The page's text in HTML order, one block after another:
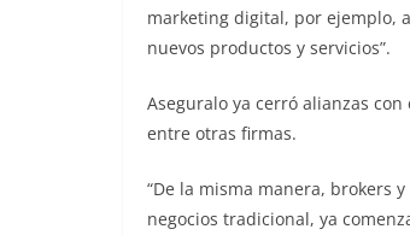
marketing digital, por ejemplo,
nuevos productos y servicios”.
Aseguralo ya cerró alianzas con
entre otras firmas.
“De la misma manera, brokers
negocios tradicional, ya